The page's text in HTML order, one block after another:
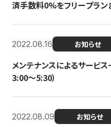
済手数料0%をフリープラン
2022.08.16 お知らせ
メンテナンスによるサービ
3:00〜5:30）
2022.08.09 お知らせ